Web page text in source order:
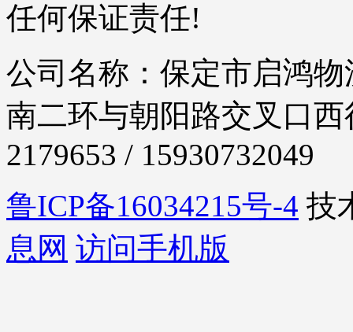
任何保证责任!
公司名称：保定市启鸿
南二环与朝阳路交叉口
2179653 / 15930732049
鲁ICP备16034215号-4 技
息网 访问手机版